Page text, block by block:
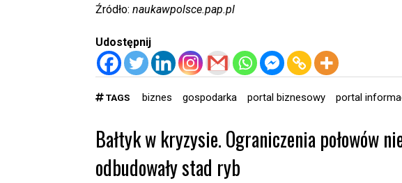
Źródło: naukawpolsce.pap.pl
Udostępnij
TAGS biznes gospodarka portal biznesowy portal
Bałtyk w kryzysie. Ograniczenia połowów
odbudowały stad ryb